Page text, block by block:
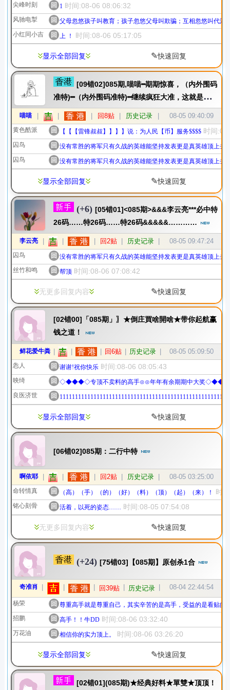
尖峰时刻 回 1 时间:08-06 08:06:32
风驰电掣 回 父母忽悠孩子叫教育；孩子忽悠父母叫欺骗；互相忽悠叫代沟
小红同小吉
回 上 ！ 时间:08-06 05:17:05
显示全部回复 ✎快速回复
[09错02]085期,喵喵━期期惊喜，（内外围码
准特)━（内外围码准特)━继续疯狂大准，这就是最好
的证明！
喵喵 回8贴 历史记录 08-05 09:40:09
黄色酷派 回 【【【雷锋叔叔】】】】说：为人民【币】服务$$$$ 时间
囚鸟 回 没有常胜的将军只有久战的英雄能坚持发表更是真英雄顶上去
囚鸟
回 没有常胜的将军只有久战的英雄能坚持发表更是真英雄顶上去
显示全部回复 ✎快速回复
(+6) [05错01]<085期>&&&李云亮***必中特
26码……特26码……特26码&&&&&…………
李云亮 回2贴 历史记录 08-05 09:47:24
囚鸟 回 没有常胜的将军只有久战的英雄能坚持发表更是真英雄顶上去
丝竹和鸣
回 帮顶 时间:08-06 07:08:42
无更多回复内容 ✎快速回复
[02错00]「085期」〗★倒庄買啥開啥★带你起航赢
钱之道！
鲜花爱牛粪 回6贴 历史记录 08-05 05:09:50
怣人 回 谢谢!祝你快乐 时间:08-06 08:05:43
映绮 回 ◇◆◆◆◇专顶不卖料的高手⊙⊙年年有余期期中大奖
良医济世
回
显示全部回复 ✎快速回复
[06错02]085期：二行中特
啊依耶 回2贴 历史记录 08-05 03:25:00
命转情真 回 （高）（手）（的）（好）（料）（顶）（起）（来）！ 时
铭心刻骨 回 活着，以死的姿态…… 时间:08-05 07:54:08
无更多回复内容 ✎快速回复
(+24) [75错03]【085期】原创杀1合
奇准肖 回39贴 历史记录 08-04 22:44:54
杨荣 回 尊重高手就是尊重自己，其实辛苦的是高手，受益的是看贴的
招鹏
回 高手！！牛DD 时间:08-06 03:32:40
万花油 回 相信你的实力顶上。 时间:08-06 03:26:20
显示全部回复 ✎快速回复
[02错01](085期)★经典好料★單雙★顶顶！